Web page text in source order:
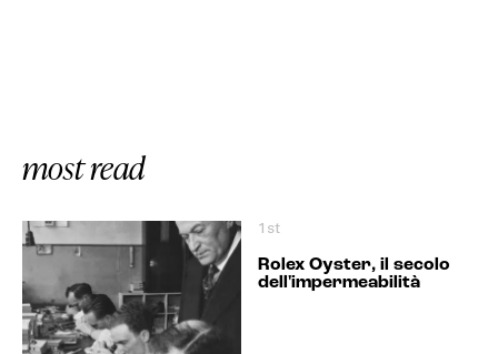
most read
1st
Rolex Oyster, il secolo
dell'impermeabilità